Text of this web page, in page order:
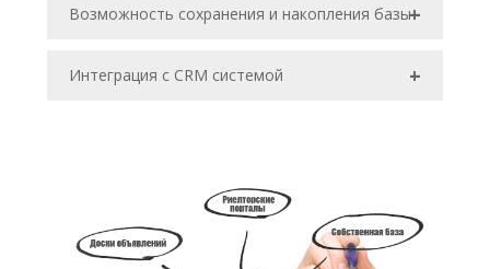
+
Возможность сохранения и накопления базы
+
Интеграция с CRM системой